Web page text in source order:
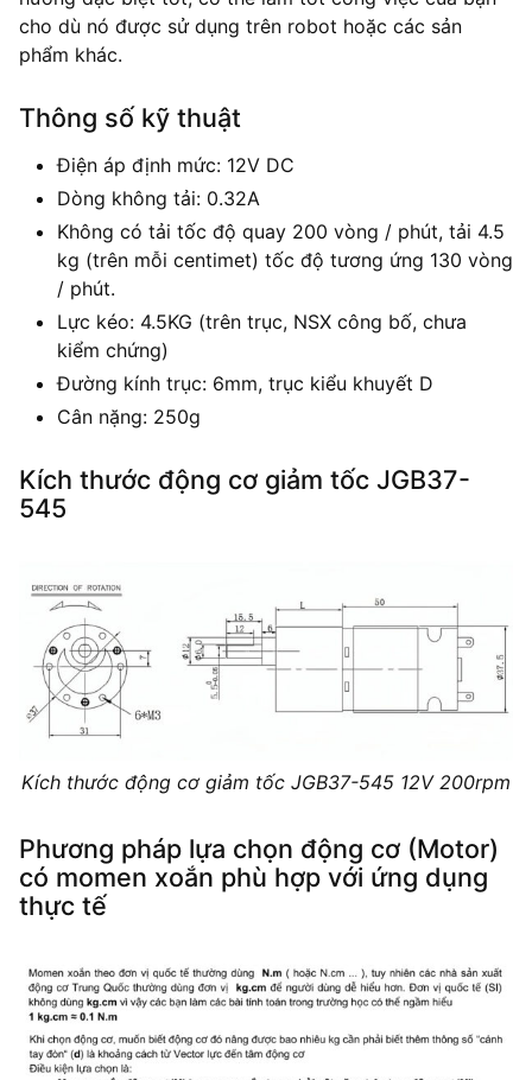
cho dù nó được sử dụng trên robot hoặc các sản
phẩm khác.
Thông số kỹ thuật
Điện áp định mức: 12V DC
Dòng không tải: 0.32A
Không có tải tốc độ quay 200 vòng / phút, tải 4.5
kg (trên mỗi centimet) tốc độ tương ứng 130 vòng
/ phút.
Lực kéo: 4.5KG (trên trục, NSX công bố, chưa
kiểm chứng)
Đường kính trục: 6mm, trục kiểu khuyết D
Cân nặng: 250g
Kích thước động cơ giảm tốc JGB37-
545
Kích thước động cơ giảm tốc JGB37-545 12V 200rpm
Phương pháp lựa chọn động cơ (Motor)
có momen xoắn phù hợp với ứng dụng
thực tế